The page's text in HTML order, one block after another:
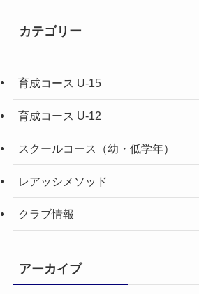
カテゴリー
育成コース U-15
育成コース U-12
スクールコース（幼・低学年）
レアッシメソッド
クラブ情報
アーカイブ